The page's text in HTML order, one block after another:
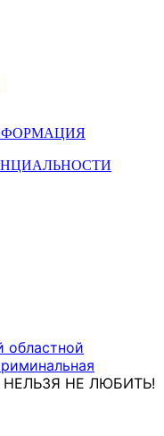
НЕЛЬЗЯ НЕ ЛЮБИТЬ!